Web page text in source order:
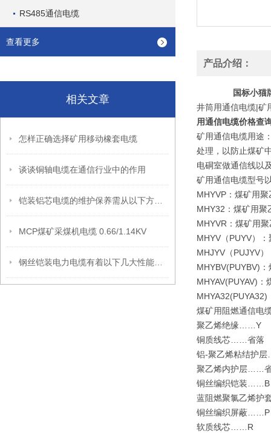
RS485通信电缆
查看更多
相关文章
怎样正确选择矿用移动橡套电缆
谈谈铜轴电缆在通信行业中的作用
MCP煤矿采煤机电缆 0.66/1.14KV
产品介绍：
国标小猫
井筒用通信电缆|矿
用通信电缆价格查
矿用通信电缆用途
处理，以防止煤矿
电硐室做通信线以
矿用通信电缆型号
MHYVP：煤矿用
MHY32：煤矿用聚
MHYVR：煤矿用
MHYV（PUYV）
MHJYV（PUJYV
MHYBV(PUYBV)
MHYAV(PUYAV)
煤矿用阻燃通信
聚乙烯绝缘
铜质线芯……省
铝-聚乙烯粘结
聚乙烯内护层……
铜丝编织铠装
蓝阻燃聚氯乙烯
铜丝编织屏蔽
软质线芯……R